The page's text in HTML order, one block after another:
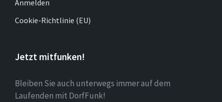
Anmelden
Cookie-Richtlinie (EU)
Jetzt mitfunken!
Bleiben Sie auch unterwegs immer auf dem
Laufenden mit DorfFunk!